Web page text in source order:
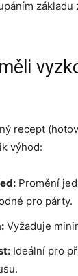
základu
recept
výhod:
Promění
pro párty.
Vyžaduje
Ideální pro